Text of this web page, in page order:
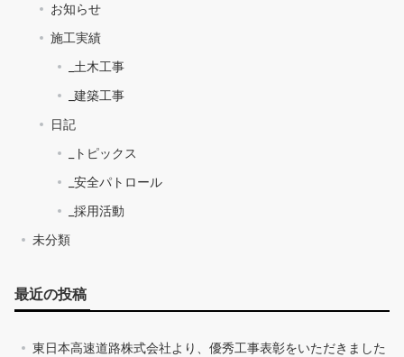
お知らせ
施工実績
_土木工事
_建築工事
日記
_トピックス
_安全パトロール
_採用活動
未分類
最近の投稿
東日本高速道路株式会社より、優秀工事表彰をいただきました